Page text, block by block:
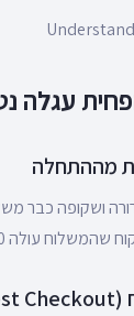
ושקופה כבר
עולה 50 ₪ נוספים.